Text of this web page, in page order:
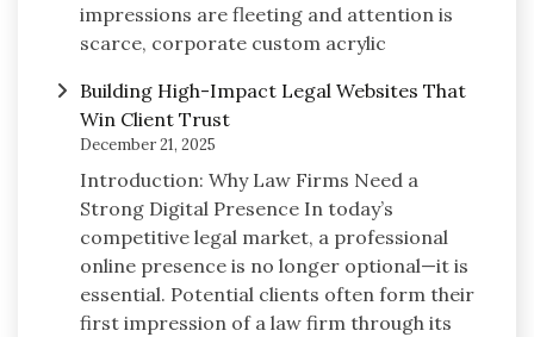
impressions are fleeting and attention is
scarce, corporate custom acrylic
Building High-Impact Legal Websites That
Win Client Trust
December 21, 2025
Introduction: Why Law Firms Need a
Strong Digital Presence In today’s
competitive legal market, a professional
online presence is no longer optional—it is
essential. Potential clients often form their
first impression of a law firm through its